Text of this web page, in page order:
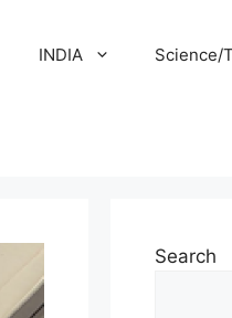
INDIA Science/
Search